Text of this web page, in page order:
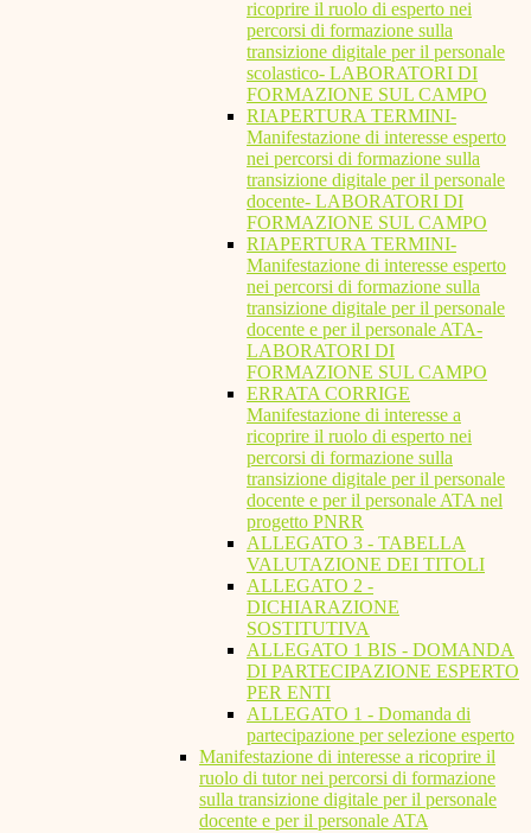
ricoprire il ruolo di esperto nei
percorsi di formazione sulla
transizione digitale per il personale
scolastico- LABORATORI DI
FORMAZIONE SUL CAMPO
RIAPERTURA TERMINI-
Manifestazione di interesse esperto
nei percorsi di formazione sulla
transizione digitale per il personale
docente- LABORATORI DI
FORMAZIONE SUL CAMPO
RIAPERTURA TERMINI-
Manifestazione di interesse esperto
nei percorsi di formazione sulla
transizione digitale per il personale
docente e per il personale ATA-
LABORATORI DI
FORMAZIONE SUL CAMPO
ERRATA CORRIGE
Manifestazione di interesse a
ricoprire il ruolo di esperto nei
percorsi di formazione sulla
transizione digitale per il personale
docente e per il personale ATA nel
progetto PNRR
ALLEGATO 3 - TABELLA
VALUTAZIONE DEI TITOLI
ALLEGATO 2 -
DICHIARAZIONE
SOSTITUTIVA
ALLEGATO 1 BIS - DOMANDA
DI PARTECIPAZIONE ESPERTO
PER ENTI
ALLEGATO 1 - Domanda di
partecipazione per selezione esperto
Manifestazione di interesse a ricoprire il
ruolo di tutor nei percorsi di formazione
sulla transizione digitale per il personale
docente e per il personale ATA